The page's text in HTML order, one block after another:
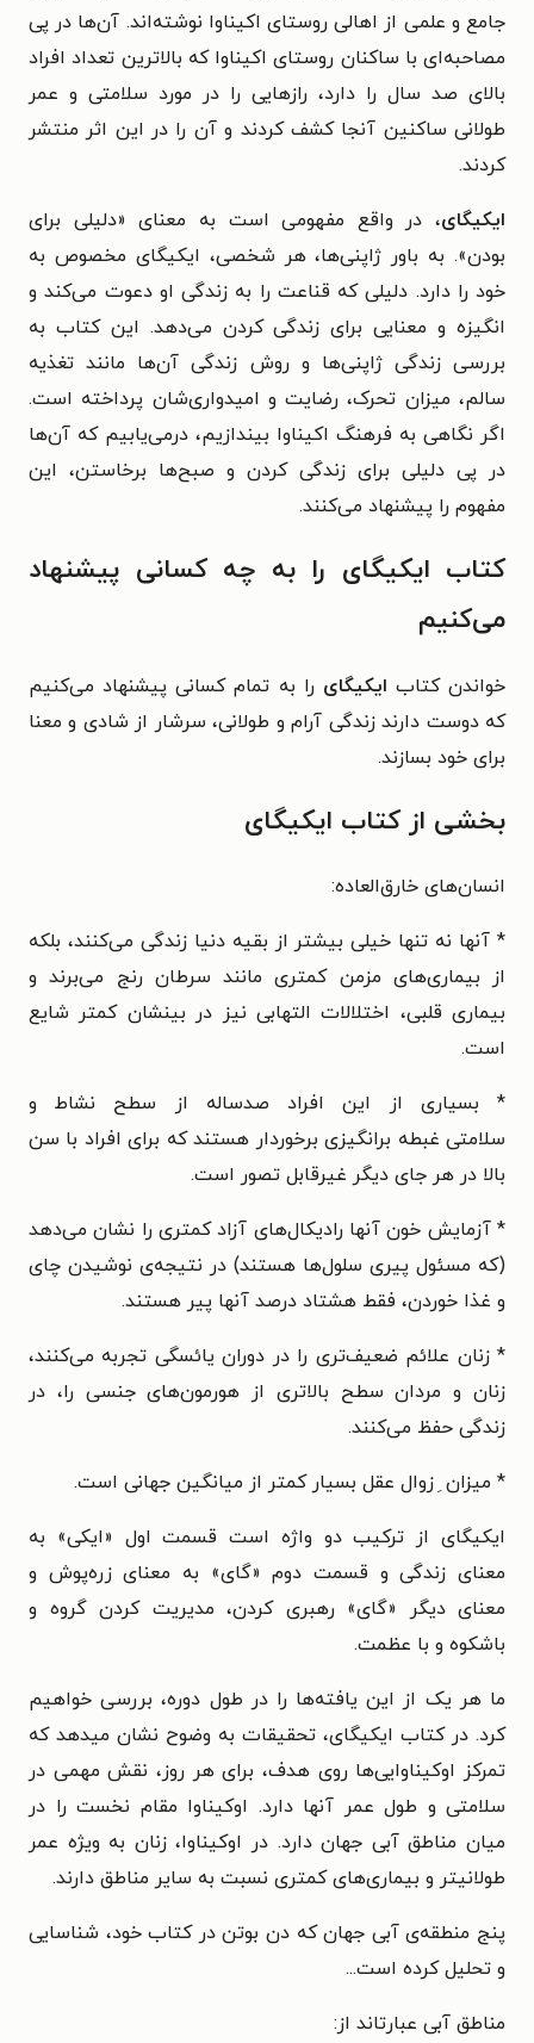
جامع و علمی از اهالی روستای اکیناوا نوشته‌اند. آن‌ها در پی
مصاحبه‌ای با ساکنان روستای اکیناوا که بالاترین تعداد افراد
بالای صد سال را دارد، رازهایی را در مورد سلامتی و عمر
طولانی‌ ساکنین آنجا کشف کردند و آن را در این اثر منتشر
کردند.
ایکیگای، در واقع مفهومی است به معنای «دلیلی برای
بودن». به باور ژاپنی‌ها، هر شخصی، ایکیگای مخصوص به
خود را دارد. دلیلی که قناعت را به زندگی او دعوت می‌کند و
انگیزه و معنایی برای زندگی کردن می‌دهد. اینکتاب به
بررسی زندگی ژاپنی‌ها و روش زندگی آن‌ها مانند تغذیه
سالم، میزان تحرک، رضایت و امیدواری‌شان پرداخته است.
اگر نگاهی به فرهنگ اکیناوا بیندازیم، درمی‌یابیم که آن‌ها
در پی دلیلی برای زندگی کردن و صبح‌ها برخاستن، این
مفهوم را پیشنهاد می‌کنند.
کتاب ایکیگای را به چه کسانی پیشنهاد
می‌کنیم
خواندن کتاب ایکیگای را به تمام کسانی پیشنهاد می‌کنیم
که دوست دارند زندگی آرام و طولانی، سرشار از شادی و معنا
برای خود بسازند.
بخشی از کتاب ایکیگای
انسان‌های خارق‌العاده:
* آنها نه تنها خیلی بیشتر از بقیه دنیا زندگی می‌کنند، بلکه
از بیماری‌های مزمن کمتری مانند سرطان رنج می‌برند و
بیماری قلبی، اختلالات التهابی نیز در بینشان کمتر شایع
است.
* بسیاری از این افراد صدساله از سطح نشاط و
سلامتی غبطه برانگیزی برخوردار هستند که برای افراد با سن
بالا در هر جای دیگر غیرقابل تصور است.
* آزمایش خون آنها رادیکال‌های آزاد کمتری را نشان می‌دهد
(که مسئول پیری سلول‌ها هستند) در نتیجه‌ی نوشیدن چای
و غذا خوردن، فقط هشتاد درصد آنها پیر هستند.
* زنان علائم ضعیف‌تری را در دوران یائسگی تجربه می‌کنند،
زنان و مردان سطح بالاتری از هورمون‌های جنسی را، در
زندگی حفظ می‌کنند.
* میزان ِ زوال عقل بسیار کمتر از میانگین جهانی است.
ایکیگای از ترکیب دو واژه است قسمت اول «ایکی» به
معنای زندگی و قسمت دوم «گای» به معنای زره‌پوش و
معنای دیگر «گای» رهبری کردن، مدیریت کردن گروه و
باشکوه و با عظمت.
ما هر یک از این یافته‌ها را در طول دوره، بررسی خواهیم
کرد. در کتاب ایکیگای، تحقیقات به وضوح نشان میدهد که
تمرکز اوکیناوایی‌ها روی هدف، برای هر روز، نقش مهمی در
سلامتی و طول عمر آنها دارد. اوکیناوا مقام نخست را در
میان مناطق آبی جهان دارد. در اوکیناوا،زنان به ویژه عمر
طولانیتر و بیماری‌های کمتری نسبت به سایر مناطق دارند.
پنج منطقه‌ی آبی جهان که دن بوتن در کتاب خود، شناسایی
و تحلیلکرده است...
مناطق آبی عبارتاند از: